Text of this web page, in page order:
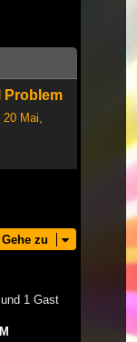
Problem
20 Mai,
Gehe zu
1 Gast